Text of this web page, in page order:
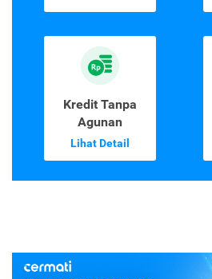
Kredit Tanpa
Agunan
Lihat Detail